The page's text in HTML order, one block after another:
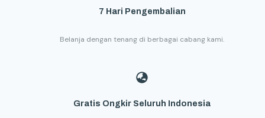
7 Hari Pengembalian
Belanja dengan tenang di berbagai cabang kami.
Gratis Ongkir Seluruh Indonesia